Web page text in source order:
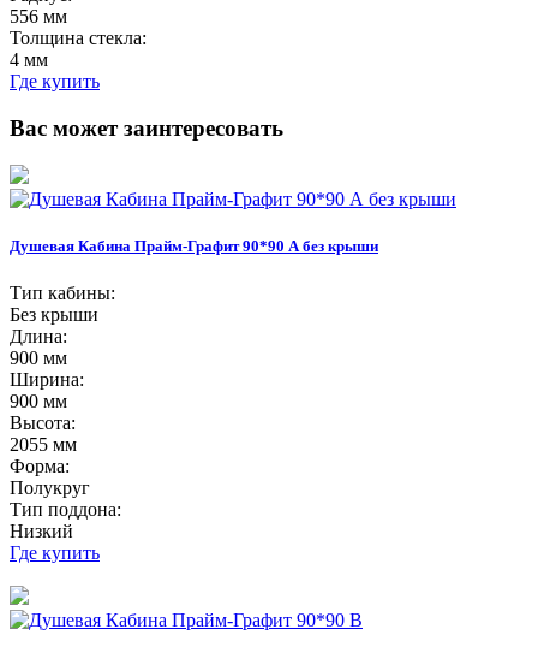
556 мм
Толщина стекла:
4 мм
Где купить
Вас может заинтересовать
Душевая Кабина Прайм-Графит 90*90 А без крыши
Тип кабины:
Без крыши
Длина:
900 мм
Ширина:
900 мм
Высота:
2055 мм
Форма:
Полукруг
Тип поддона:
Низкий
Где купить